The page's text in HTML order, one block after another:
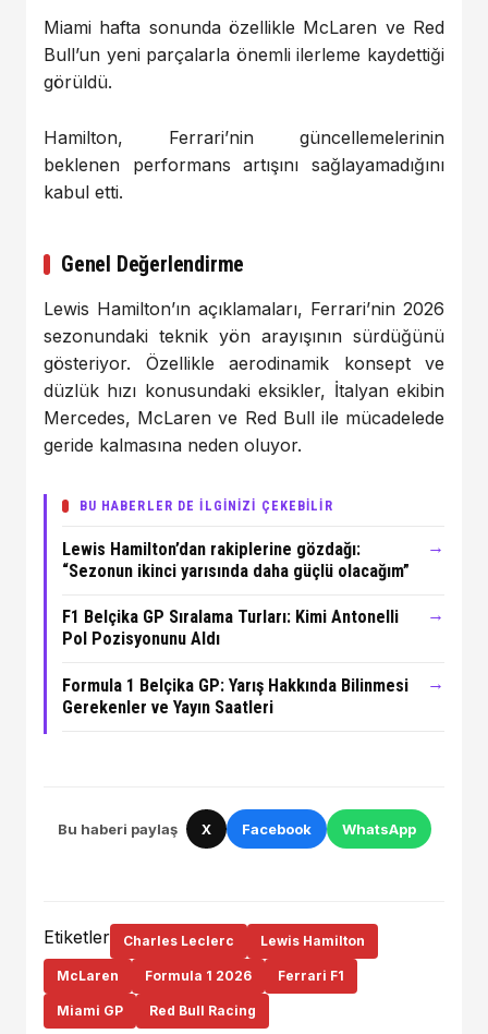
Miami hafta sonunda özellikle McLaren ve Red
Bull’un yeni parçalarla önemli ilerleme kaydettiği
görüldü.
Hamilton, Ferrari’nin güncellemelerinin
beklenen performans artışını sağlayamadığını
kabul etti.
Genel Değerlendirme
Lewis Hamilton’ın açıklamaları, Ferrari’nin 2026
sezonundaki teknik yön arayışının sürdüğünü
gösteriyor. Özellikle aerodinamik konsept ve
düzlük hızı konusundaki eksikler, İtalyan ekibin
Mercedes, McLaren ve Red Bull ile mücadelede
geride kalmasına neden oluyor.
BU HABERLER DE İLGİNİZİ ÇEKEBİLİR
Lewis Hamilton’dan rakiplerine gözdağı:
“Sezonun ikinci yarısında daha güçlü olacağım”
→
F1 Belçika GP Sıralama Turları: Kimi Antonelli
Pol Pozisyonunu Aldı
→
Formula 1 Belçika GP: Yarış Hakkında Bilinmesi
Gerekenler ve Yayın Saatleri
→
Bu haberi paylaş X Facebook WhatsApp
Etiketler Charles Leclerc Lewis Hamilton
McLaren Formula 1 2026 Ferrari F1
Miami GP Red Bull Racing